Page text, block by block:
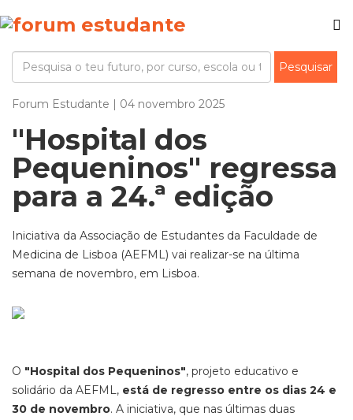
Forum Estudante | 04 novembro 2025
"Hospital dos
Pequeninos" regressa
para a 24.ª edição
Iniciativa da Associação de Estudantes da Faculdade de
Medicina de Lisboa (AEFML) vai realizar-se na última
semana de novembro, em Lisboa.
O "Hospital dos Pequeninos", projeto educativo e
solidário da AEFML, está de regresso entre os dias 24 e
30 de novembro. A iniciativa, que nas últimas duas